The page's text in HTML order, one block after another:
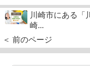
川崎市にある「川
崎...
＜ 前のページ